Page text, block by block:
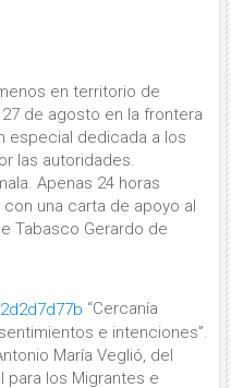
en territorio de
de agosto en la frontera
especial dedicada a los
las autoridades.
Apenas 24 horas
una carta de apoyo al
Tabasco Gerardo de
“Cercanía
e intenciones”.
María Veglió, del
para los Migrantes e